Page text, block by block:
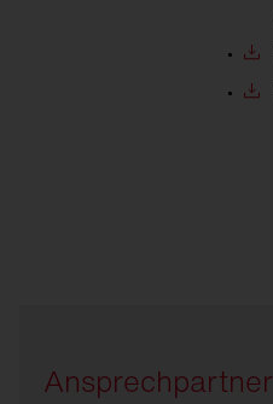
Ansprechpartner